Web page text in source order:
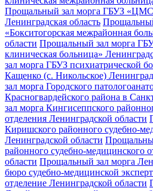
Прощальный зал морга ГБУЗ
Ленинградская область
«Бокситогорская межрайонная
области Прощальный зал морга
клиническая больница»
зал морга ГБУЗ психиатрической
Кащенко (с. Никольское)
зал морга Городского
Красногвардейского района в
зал морга Кингисеппского
отделения Ленинградской области
Киришского районного судебно-
Ленинградской области
районного судебно-медицинского
области Прощальный зал морга
бюро судебно-медицинской
отделение Ленинградской области